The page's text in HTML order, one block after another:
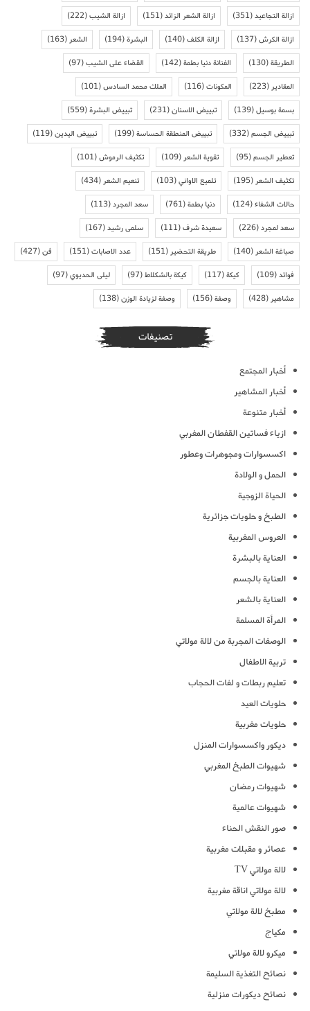
ازالة التجاعيد(351) ازالة الشعر الزائد(151) ازالة الشيب(222)
ازالة الكرش(137) ازالة الكلف(140) البشرة(194) الشعر(163)
الطريقة(130) الفنانة دنيا بطمة(142) القضاء على الشيب(97)
المقادير(223) المكونات(116) الملك محمد السادس(101)
بسمة بوسيل(139) تبييض الاسنان(231) تبييض البشرة(559)
تبييض الجسم(332) تبييض المنطقة الحساسة(199) تبييض اليدين(119)
تعطير الجسم(95) تقوية الشعر(109) تكثيف الرموش(101)
تكثيف الشعر(195) تلميع الاواني(103) تنعيم الشعر(434)
حالات الشفاء(124) دنيا بطمة(761) سعد المجرد(113)
سعد لمجرد(226) سعيدة شرف(111) سلمى رشيد(167)
صباغة الشعر(140) طريقة التحضير(151) عدد الاصابات(151) فن(427)
فوائد(109) كيكة(117) كيكة بالشكلاط(97) ليلى الحديوي(97)
مشاهير(428) وصفة(156) وصفة لزيادة الوزن(138)
تصنيفات
أخبار المجتمع
أخبار المشاهير
أخبار متنوعة
ازياء فساتين القفطان المغربي
اكسسوارات ومجوهرات وعطور
الحمل و الولادة
الحياة الزوجية
الطبخ و حلويات جزائرية
العروس المغربية
العناية بالبشرة
العناية بالجسم
العناية بالشعر
المرأة المسلمة
الوصفات المجربة من لالة مولاتي
تربية الاطفال
تعليم ربطات و لفات الحجاب
حلويات العيد
حلويات مغربية
ديكور واكسسوارات المنزل
شهيوات الطبخ المغربي
شهيوات رمضان
شهيوات عالمية
صور النقش الحناء
عصائر و مقبلات مغربية
لالة مولاتي TV
لالة مولاتي اناقة مغربية
مطبخ لالة مولاتي
مكياج
ميكرو لالة مولاتي
نصائح التغذية السليمة
نصائح ديكورات منزلية